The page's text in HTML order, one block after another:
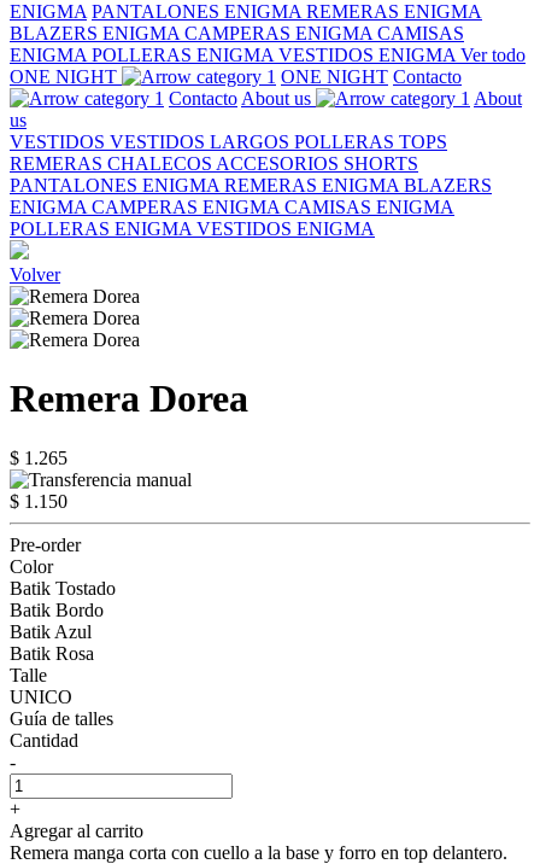
ENIGMA PANTALONES ENIGMA REMERAS ENIGMA
BLAZERS ENIGMA CAMPERAS ENIGMA CAMISAS
ENIGMA POLLERAS ENIGMA VESTIDOS ENIGMA Ver todo
ONE NIGHT
ONE NIGHT Contacto
Contacto About us
About
us
VESTIDOS VESTIDOS LARGOS POLLERAS TOPS
REMERAS CHALECOS ACCESORIOS SHORTS
PANTALONES ENIGMA REMERAS ENIGMA BLAZERS
ENIGMA CAMPERAS ENIGMA CAMISAS ENIGMA
POLLERAS ENIGMA VESTIDOS ENIGMA
Volver
Remera Dorea
$ 1.265
$ 1.150
Pre-order
Color
Batik Tostado
Batik Bordo
Batik Azul
Batik Rosa
Talle
UNICO
Guía de talles
Cantidad
-
+
Agregar al carrito
Remera manga corta con cuello a la base y forro en top delantero.